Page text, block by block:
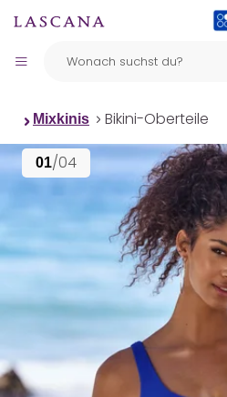
Mixkinis Bikini-Oberteile
01/04